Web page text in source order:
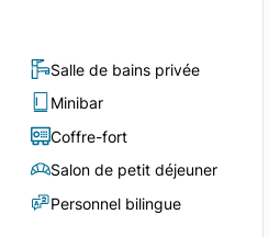
Salle de bains privée
Minibar
Coffre-fort
Salon de petit déjeuner
Personnel bilingue